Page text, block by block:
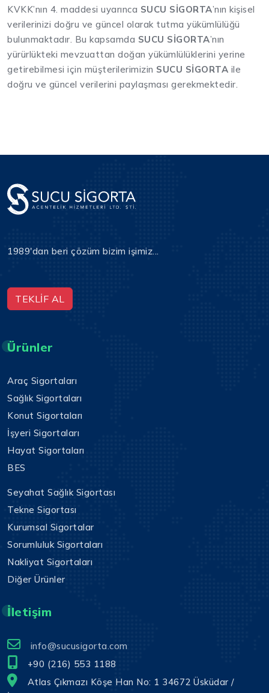
KVKK’nın 4. maddesi uyarınca SUCU SİGORTA’nın kişisel
verilerinizi doğru ve güncel olarak tutma yükümlülüğü
bulunmaktadır. Bu kapsamda SUCU SİGORTA’nın
yürürlükteki mevzuattan doğan yükümlülüklerini yerine
getirebilmesi için müşterilerimizin SUCU SİGORTA ile
doğru ve güncel verilerini paylaşması gerekmektedir.
1989'dan beri çözüm bizim işimiz...
TEKLİF AL
Ürünler
Araç Sigortaları
Sağlık Sigortaları
Konut Sigortaları
İşyeri Sigortaları
Hayat Sigortaları
BES
Seyahat Sağlık Sigortası
Tekne Sigortası
Kurumsal Sigortalar
Sorumluluk Sigortaları
Nakliyat Sigortaları
Diğer Ürünler
İletişim
info@sucusigorta.com
+90 (216) 553 1188
Atlas Çıkmazı Köşe Han No: 1 34672 Üsküdar /